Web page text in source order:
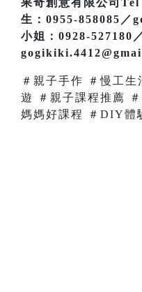
果奇創意有限公司
生：0955-858085／
小姐：0928-527180
＃親子手作 ＃慢工生
遊 ＃親子課程推薦
媽媽好課程 ＃DIY體